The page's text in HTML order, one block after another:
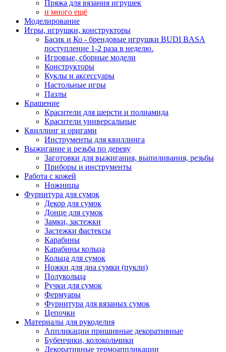
Пряжа для вязания игрушек
и много ещё
Моделирование
Игры, игрушки, конструкторы
Басик и Ко - брендовые игрушки BUDI BASA
поступление 1-2 раза в неделю.
Игровые, сборные модели
Конструкторы
Куклы и аксессуары
Настольные игры
Пазлы
Крашение
Красители для шерсти и полиамида
Красители универсальные
Квиллинг и оригами
Инструменты для квиллинга
Выжигание и резьба по дереву
Заготовки для выжигания, выпиливания, резьбы
Приборы и инструменты
Работа с кожей
Ножницы
Фурнитура для сумок
Декор для сумок
Донце для сумок
Замки, застежки
Застежки фастексы
Карабины
Карабины кольца
Кольца для сумок
Ножки для дна сумки (пукли)
Полукольца
Ручки для сумок
Фермуары
Фурнитура для вязаных сумок
Цепочки
Материалы для рукоделия
Аппликации пришивные декоративные
Бубенчики, колокольчики
Декоративные термоаппликации